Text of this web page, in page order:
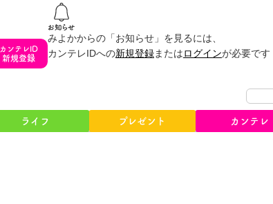
カンテレID
新規登録
みよかからの「お知らせ」を見るには、
カンテレIDへの新規登録またはログインが必要です
ライフ プレゼント カンテレ